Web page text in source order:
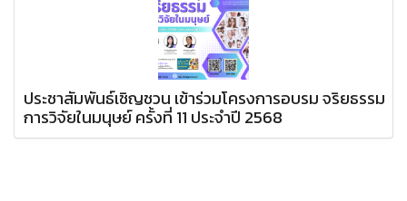
ประชาสัมพันธ์เชิญชวน เข้าร่วมโครงการอบรม จริยธรรม
การวิจัยในมนุษย์ ครั้งที่ 11 ประจำปี 2568